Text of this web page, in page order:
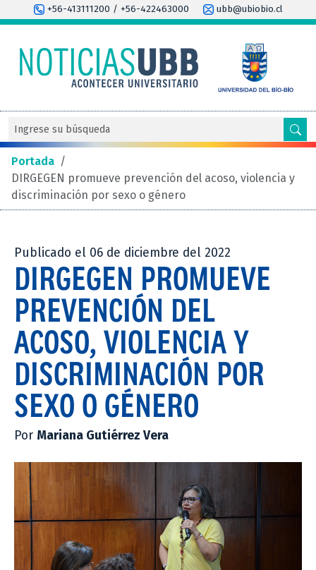
+56-413111200 / +56-422463000 ubb@ubiobio.cl
Portada /
DIRGEGEN promueve prevención del acoso, violencia y
discriminación por sexo o género
Publicado el 06 de diciembre del 2022
DIRGEGEN PROMUEVE
PREVENCIÓN DEL
ACOSO, VIOLENCIA Y
DISCRIMINACIÓN POR
SEXO O GÉNERO
Por Mariana Gutiérrez Vera